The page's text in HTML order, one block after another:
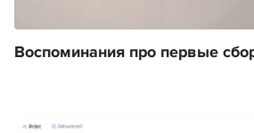
Воспоминания про первые